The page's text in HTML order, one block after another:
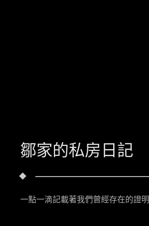
鄒家的私房日記
一點一滴記載著我們曾經存在的證明